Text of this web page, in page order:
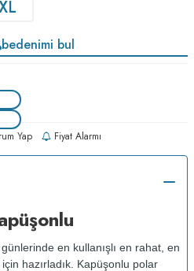
bedenimi bul
Yap Fiyat Alarmı
en kullanışlı en rahat, en
için hazırladık. Kapüşonlu polar